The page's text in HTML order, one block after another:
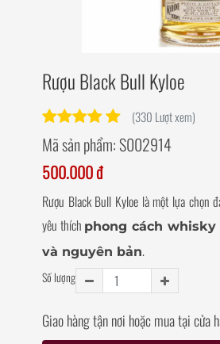
Rượu Black Bull Kyloe
(330 Lượt xem)
Mã sản phẩm: S002914
500.000 đ
Rượu Black Bull Kyloe là một lựa chọn
yêu thích phong cách
và nguyên bản.
Số lượng
Giao hàng tận nơi hoặc mua tại cửa